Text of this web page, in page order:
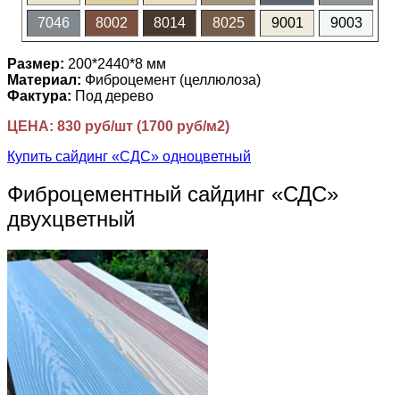
7046 8002 8014 8025 9001 9003
Размер: 200*2440*8 мм
Материал: Фиброцемент (целлюлоза)
Фактура: Под дерево
ЦЕНА: 830 руб/шт (1700 руб/м2)
Купить сайдинг «СДС» одноцветный
Фиброцементный сайдинг «СДС»
двухцветный